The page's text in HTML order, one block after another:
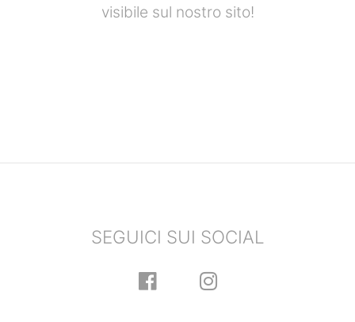
visibile sul nostro sito!
SEGUICI SUI SOCIAL